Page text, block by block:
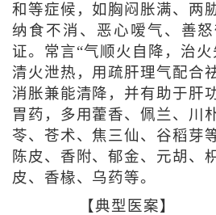
和等症候，如胸闷胀满、两
纳食不消、恶心嗳气、善
证。常言“气顺火自降，治
清火泄热，用疏肝理气配合
消胀兼能清降，并有助于肝
胃药，多用藿香、佩兰、川
苓、苍术、焦三仙、谷稻芽
陈皮、香附、郁金、元胡、
皮、香椽、乌药等。
【典型医案】